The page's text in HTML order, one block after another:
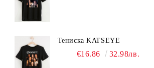
Тениска KATSEYE
€16.86 32.98лв.